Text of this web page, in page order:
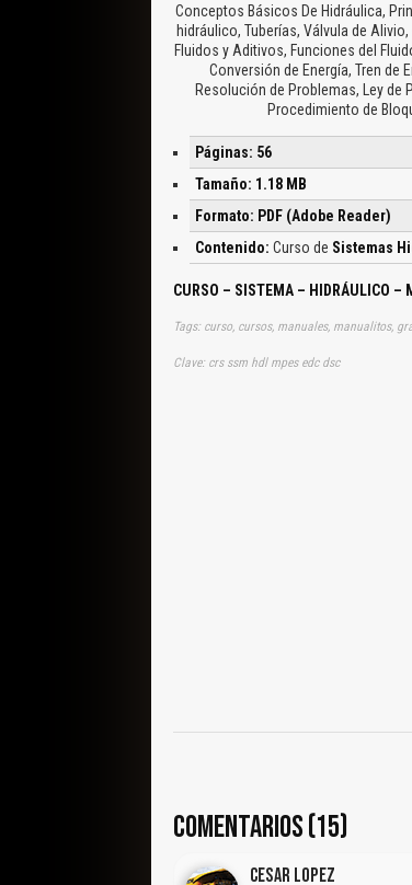
Conceptos Básicos De Hidráulica,
hidráulico, Tuberías, Válvula de
Fluidos y Aditivos, Funciones del
Conversión de Energía, Tren de
Resolución de Problemas, Ley de
Procedimiento de
Páginas: 56
Tamaño: 1.18 MB
Formato: PDF (Adobe Reader)
Contenido: Curso de Sistemas
CURSO – SISTEMA – HIDRÁULICO –
Tags: curso, cursos, manuales, manualitos,
Clave: crs ssm hdl mpes edc dsc
COMENTARIOS (15)
Cesar Lopez